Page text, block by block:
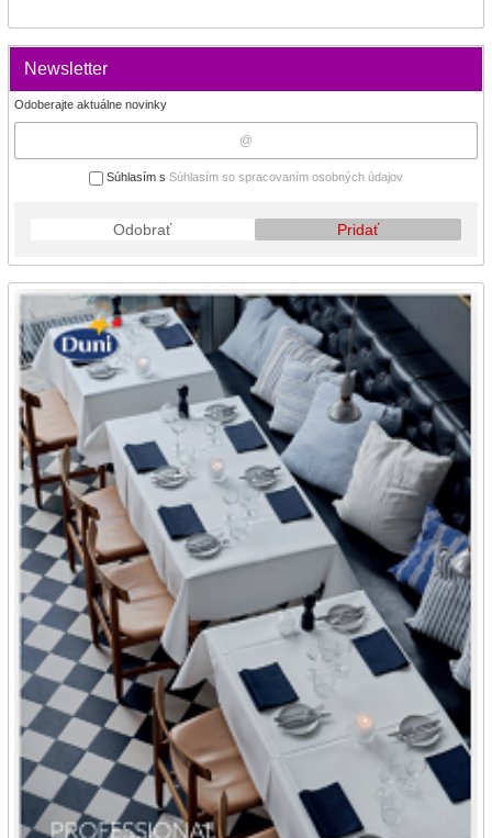
Newsletter
Odoberajte aktuálne novinky
Súhlasím s Súhlasím so spracovaním osobných údajov
Odobrať Pridať